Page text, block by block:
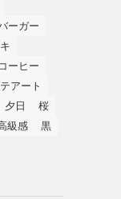
ーガー
ーヒー
アート
夕日
桜
級感 黒